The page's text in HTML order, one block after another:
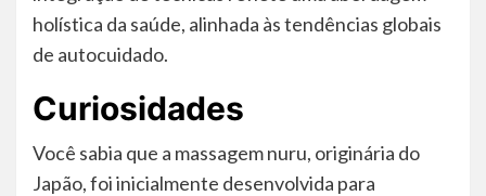
holística da saúde, alinhada às tendências globais
de autocuidado.
Curiosidades
Você sabia que a massagem nuru, originária do
Japão, foi inicialmente desenvolvida para